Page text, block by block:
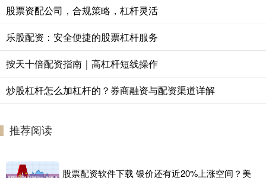
股票资配公司，合规策略，杠杆灵活
乐股配资：安全便捷的股票杠杆服务
按天十倍配资指南｜高杠杆短线操作
炒股杠杆怎么加杠杆的？券商融资与配资渠道详解
推荐阅读
股票配资软件下载 银价还有近20%上涨空间？美